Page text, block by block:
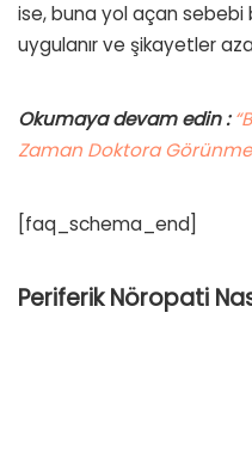
ise, buna yol açan
uygulanır ve şikayetler
Okumaya devam edin :
Zaman Doktora
[faq_schema_end]
Periferik Nöropati